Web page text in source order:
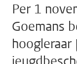
Per 1
Goemans
hoogleraar